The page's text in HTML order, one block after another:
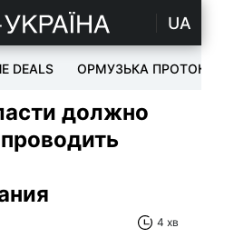
UA
DEALS ОРМУЗЬКА ПРОТОКА
должно
4 хв